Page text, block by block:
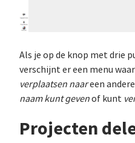
Als je op de knop met drie
verschijnt er een menu
verplaatsen naareen
naam kunt gevenof kunt
Projecten